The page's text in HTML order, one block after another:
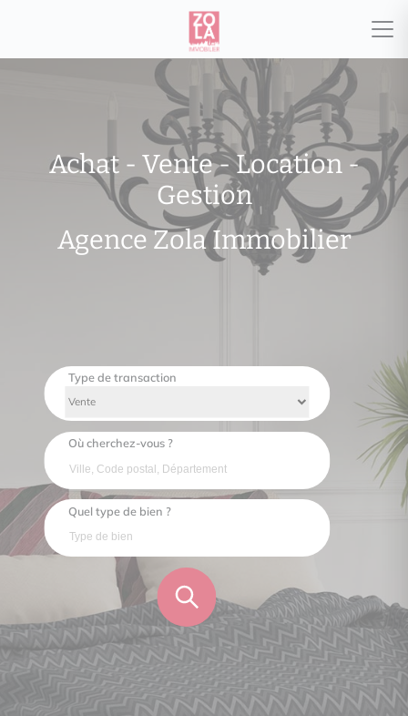
Achat - Vente - Location -
Gestion
Agence Zola Immobilier
Type de transaction
Où cherchez-vous ?
Quel type de bien ?